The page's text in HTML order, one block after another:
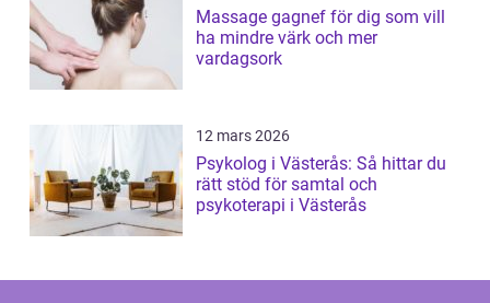
Massage gagnef för dig som vill
ha mindre värk och mer
vardagsork
12 mars 2026
Psykolog i Västerås: Så hittar du
rätt stöd för samtal och
psykoterapi i Västerås